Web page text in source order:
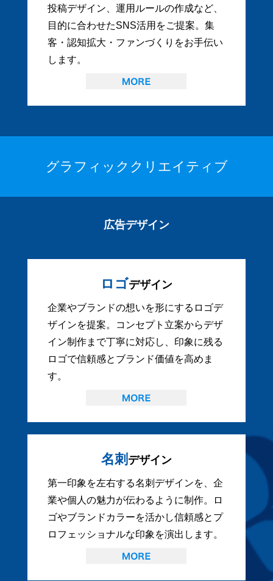
投稿デザイン、運用ルールの作成など、
目的に合わせたSNS活用をご提案。集
客・認知拡大・ファンづくりをお手伝い
します。
グラフィッククリエイティブ
広告デザイン
ロゴデザイン
企業やブランドの想いを形にするロゴデ
ザインを提案。コンセプト立案からデザ
イン制作まで丁寧に対応し、印象に残る
ロゴで信頼感とブランド価値を高めま
す。
名刺 デザイン
第一印象を左右する名刺デザインを、企
業や個人の魅力が伝わるように制作。ロ
ゴやブランドカラーを活かし信頼感とプ
ロフェッショナルな印象を演出します。